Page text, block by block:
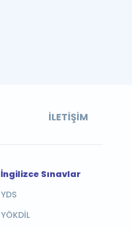
İLETIŞIM
İngilizce Sınavlar
YDS
YÖKDİL